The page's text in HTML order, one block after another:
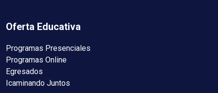
Oferta Educativa
Programas Presenciales
Programas Online
Egresados
Icaminando Juntos